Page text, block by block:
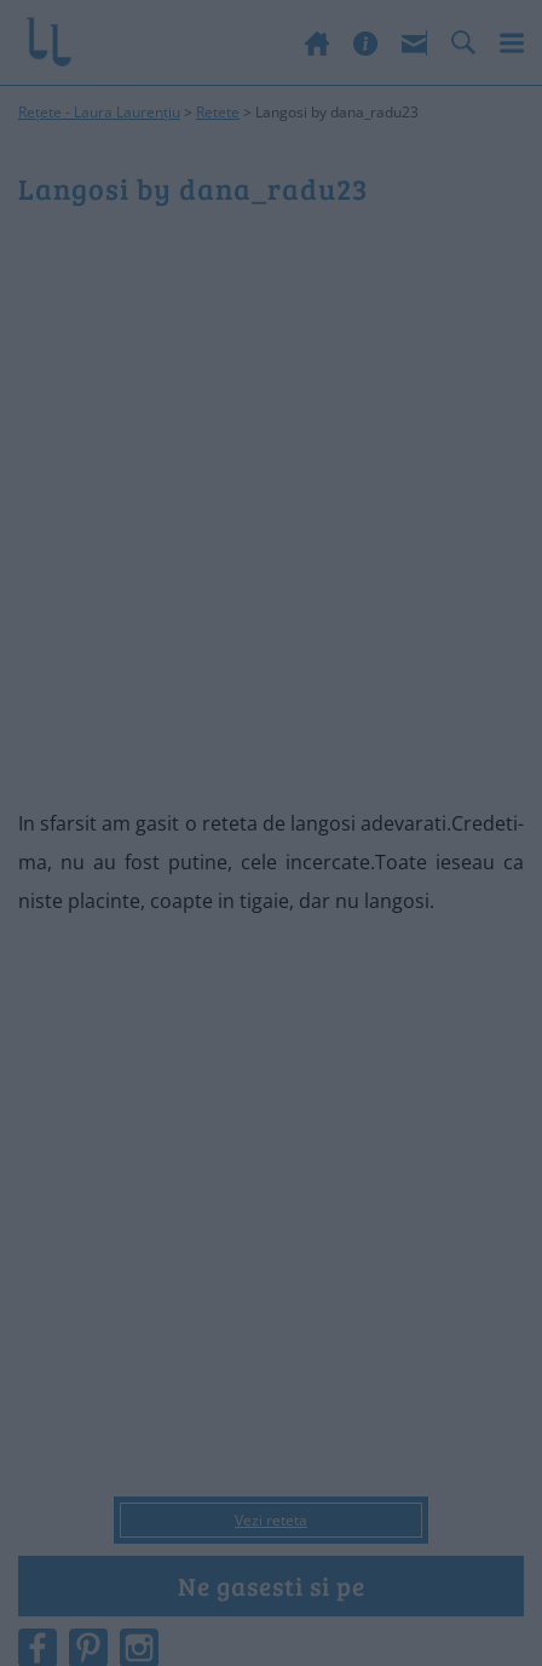
Rețete - Laura Laurențiu > Retete > Langosi by dana_radu23
Langosi by dana_radu23
In sfarsit am gasit o reteta de langosi adevarati.Credeti-
ma, nu au fost putine, cele incercate.Toate ieseau ca
niste placinte, coapte in tigaie, dar nu langosi.
Vezi reteta
Ne gasesti si pe